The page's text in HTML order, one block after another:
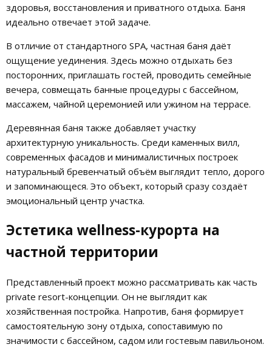
здоровья, восстановления и приватного отдыха. Баня
идеально отвечает этой задаче.
В отличие от стандартного SPA, частная баня даёт
ощущение уединения. Здесь можно отдыхать без
посторонних, приглашать гостей, проводить семейные
вечера, совмещать банные процедуры с бассейном,
массажем, чайной церемонией или ужином на террасе.
Деревянная баня также добавляет участку
архитектурную уникальность. Среди каменных вилл,
современных фасадов и минималистичных построек
натуральный бревенчатый объём выглядит тепло, дорого
и запоминающеся. Это объект, который сразу создаёт
эмоциональный центр участка.
Эстетика wellness-курорта на
частной территории
Представленный проект можно рассматривать как часть
private resort-концепции. Он не выглядит как
хозяйственная постройка. Напротив, баня формирует
самостоятельную зону отдыха, сопоставимую по
значимости с бассейном, садом или гостевым павильоном.